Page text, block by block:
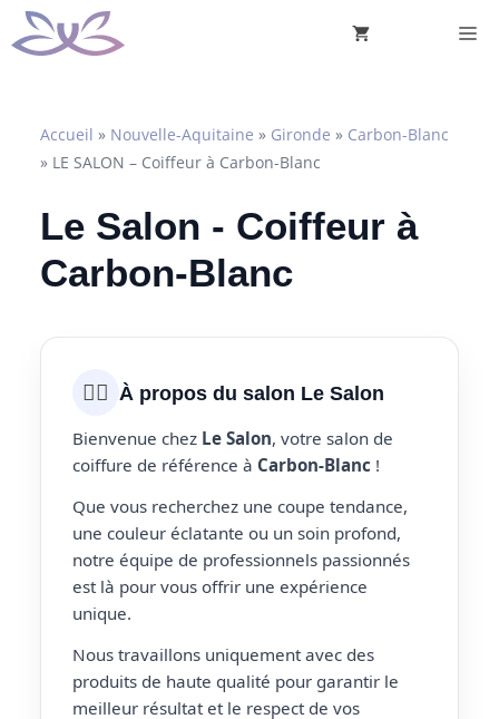
Aller
au
Accueil » Nouvelle-Aquitaine » Gironde » Carbon-Blanc
» LE SALON – Coiffeur à Carbon-Blanc
Le Salon - Coiffeur à
Carbon-Blanc
💇‍♀️ À propos du salon Le Salon
Bienvenue chez Le Salon, votre salon de
coiffure de référence à Carbon-Blanc !
Que vous recherchez une coupe tendance,
une couleur éclatante ou un soin profond,
notre équipe de professionnels passionnés
est là pour vous offrir une expérience
unique.
Nous travaillons uniquement avec des
produits de haute qualité pour garantir le
meilleur résultat et le respect de vos